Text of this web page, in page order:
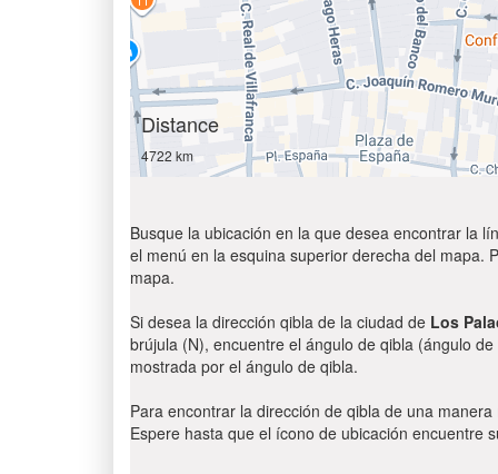
Distance
4722 km
Busque la ubicación en la que desea encontrar la
el menú en la esquina superior derecha del mapa.
mapa.
Si desea la dirección qibla de la ciudad de Los
brújula (N), encuentre el ángulo de qibla (ángulo
mostrada por el ángulo de qibla.
Para encontrar la dirección de qibla de una
Espere hasta que el ícono de ubicación encuentre